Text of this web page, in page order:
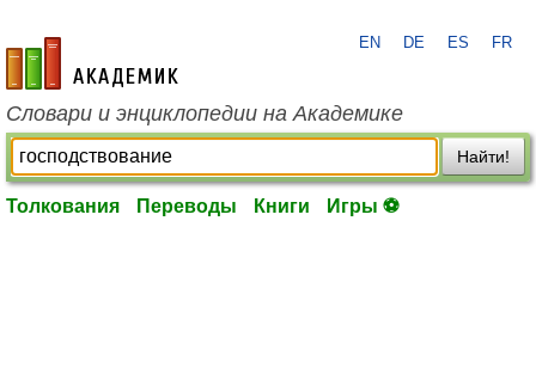
academic.ru
EN DE ES FR
Словари и энциклопедии на Академике
Найти!
Толкования Переводы Книги Игры ⚽